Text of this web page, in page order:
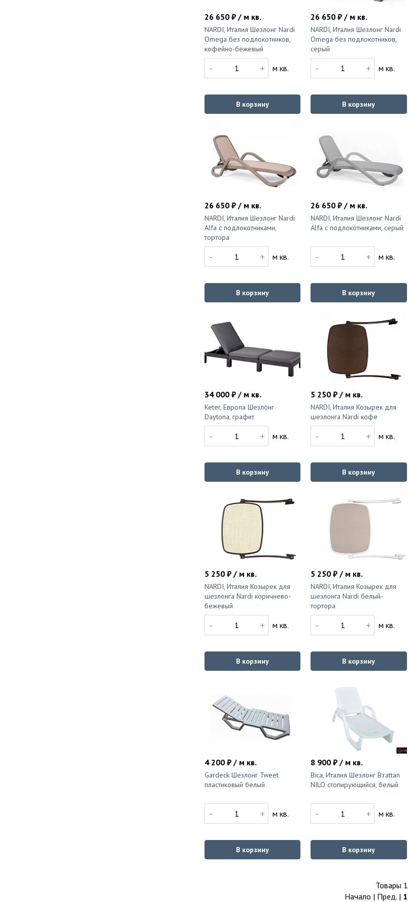
26 650 ₽ / м кв.
NARDI, Италия Шезлонг Nardi
Omega без подлокотников,
кофейно-бежевый
- + м кв.
В корзину
26 650 ₽ / м кв.
NARDI, Италия Шезлонг Nardi
Omega без подлокотников,
серый
- + м кв.
В корзину
26 650 ₽ / м кв.
NARDI, Италия Шезлонг Nardi
Alfa с подлокотниками,
тортора
- + м кв.
В корзину
26 650 ₽ / м кв.
NARDI, Италия Шезлонг Nardi
Alfa с подлокотниками, серый
- + м кв.
В корзину
34 000 ₽ / м кв.
Keter, Европа Шезлонг
Daytona, графит
- + м кв.
В корзину
5 250 ₽ / м кв.
NARDI, Италия Козырек для
шезлонга Nardi кофе
- + м кв.
В корзину
5 250 ₽ / м кв.
NARDI, Италия Козырек для
шезлонга Nardi коричнево-
бежевый
- + м кв.
В корзину
5 250 ₽ / м кв.
NARDI, Италия Козырек для
шезлонга Nardi белый-
тортора
- + м кв.
В корзину
4 200 ₽ / м кв.
Gardeck Шезлонг Tweet
пластиковый белый
- + м кв.
В корзину
8 900 ₽ / м кв.
Bica, Италия Шезлонг B:rattan
NILO стопирующийся, белый
- + м кв.
В корзину
Товары
Начало | Пред. | 1